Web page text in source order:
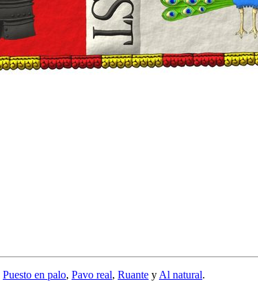
Puesto en palo, Pavo real, Ruante y Al natural.